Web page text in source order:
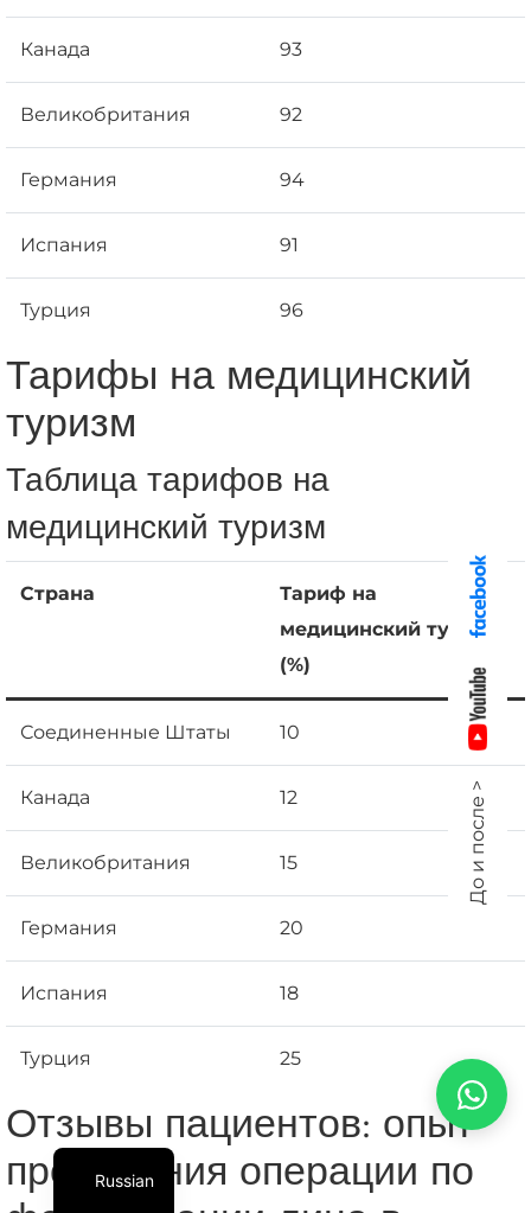
Канада 93
Великобритания 92
Германия 94
Испания 91
Турция 96
Тарифы на медицинский
туризм
Таблица тарифов на
медицинский туризм
Страна
Тариф на
медицинский туризм
(%)
Соединенные Штаты 10
Канада 12
Великобритания 15
Германия 20
Испания 18
Турция 25
Отзывы пациентов: опыт
проведения операции по
До и после >
Russian